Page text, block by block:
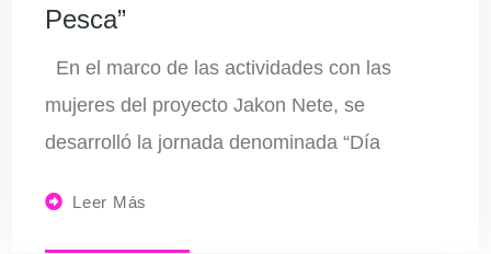
Pesca”
En el marco de las actividades con las
mujeres del proyecto Jakon Nete, se
desarrolló la jornada denominada “Día
Leer Más